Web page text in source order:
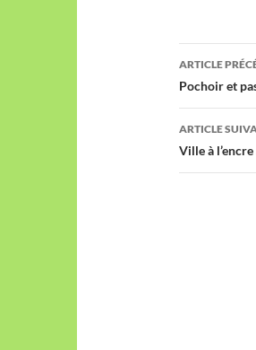
des
articles
ARTICLE
Pochoir et
ARTICLE
Ville à